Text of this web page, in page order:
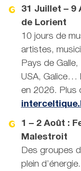
31 Juillet – 9
de Lorient
10 jours de
artistes,
Pays de
USA, Galice…
en 2026. Plus
1 – 2 Août :
Malestroit
Des groupes
plein d’énergie.